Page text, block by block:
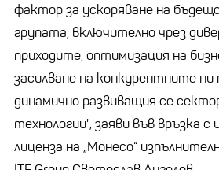
фактор за ускоряване на
групата, включително чрез
приходите, оптимизация на
засилване на конкурентните
динамично развиващия се
технологии", заяви във връзка с
лиценза на „Монесо“